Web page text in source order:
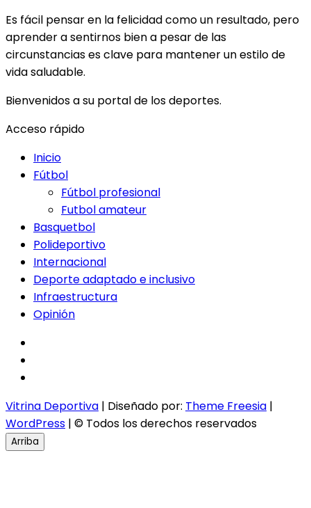
Es fácil pensar en la felicidad como un resultado, pero
aprender a sentirnos bien a pesar de las
circunstancias es clave para mantener un estilo de
vida saludable.
Bienvenidos a su portal de los deportes.
Acceso rápido
Inicio
Fútbol
Fútbol profesional
Futbol amateur
Basquetbol
Polideportivo
Internacional
Deporte adaptado e inclusivo
Infraestructura
Opinión
Vitrina Deportiva | Diseñado por: Theme Freesia |
WordPress | © Todos los derechos reservados
Arriba